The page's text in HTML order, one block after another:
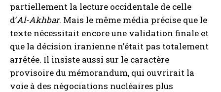
partiellement la lecture occidentale de celle
d’Al-Akhbar. Mais le même média précise que le
texte nécessitait encore une validation finale et
que la décision iranienne n’était pas totalement
arrêtée. Il insiste aussi sur le caractère
provisoire du mémorandum, qui ouvrirait la
voie à des négociations nucléaires plus